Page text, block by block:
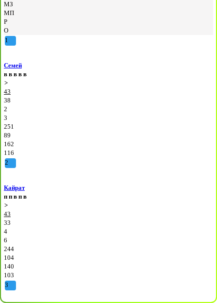
МЗ
МП
Р
О
1
Семей
в в в в в
>
43
38
2
3
251
89
162
116
2
Кайрат
п п в п в
>
43
33
4
6
244
104
140
103
3